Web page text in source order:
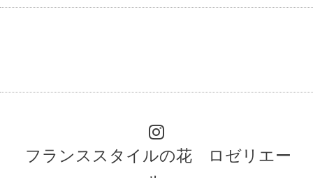
フランススタイルの花 ロゼリエー